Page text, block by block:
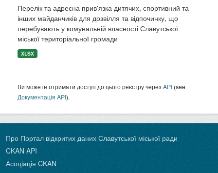
Перелік та адресна прив'язка дитячих, спортивний та
інших майданчиків для дозвілля та відпочинку, що
перебувають у комунальній власності Славутської
міської територіальної громади
XLSX
Ви можете отримати доступ до цього реєстру через API (see
Документація API).
Про Портал відкритих даних Славутської міської ради
CKAN API
Асоціація CKAN